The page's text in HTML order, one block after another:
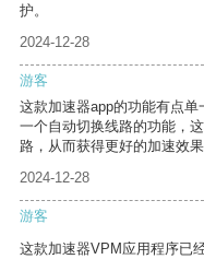
护。
2024-12-28
游客
这款加速器app的功能有点
一个自动切换线路的功能，
路，从而获得更好的加速效果
2024-12-28
游客
这款加速器VPM应用程序已